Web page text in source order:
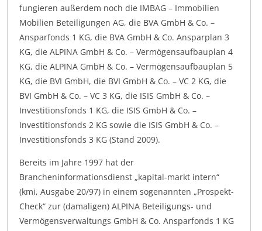
fungieren außerdem noch die IMBAG – Immobilien
Mobilien Beteiligungen AG, die BVA GmbH & Co. –
Ansparfonds 1 KG, die BVA GmbH & Co. Ansparplan 3
KG, die ALPINA GmbH & Co. – Vermögensaufbauplan 4
KG, die ALPINA GmbH & Co. – Vermögensaufbauplan 5
KG, die BVI GmbH, die BVI GmbH & Co. – VC 2 KG, die
BVI GmbH & Co. – VC 3 KG, die ISIS GmbH & Co. –
Investitionsfonds 1 KG, die ISIS GmbH & Co. –
Investitionsfonds 2 KG sowie die ISIS GmbH & Co. –
Investitionsfonds 3 KG (Stand 2009).
Bereits im Jahre 1997 hat der
Brancheninformationsdienst „kapital-markt intern“
(kmi, Ausgabe 20/97) in einem sogenannten „Prospekt-
Check“ zur (damaligen) ALPINA Beteiligungs- und
Vermögensverwaltungs GmbH & Co. Ansparfonds 1 KG